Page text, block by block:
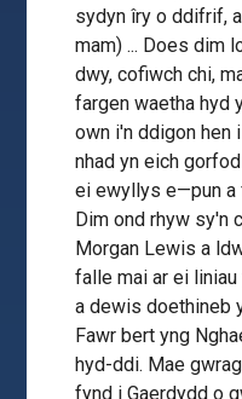
sydyn îry o ddifrif,
mam) ... Does dim
dwy, cofiwch chi,
fargen waetha hyd
own i'n ddigon
nhad yn eich
ei ewyllys e—pun a
Dim ond rhyw sy'n
Morgan Lewis a
falle mai ar ei
a dewis doethineb
Fawr bert yng
hyd-ddi. Mae
fynd i Gaerdydd o